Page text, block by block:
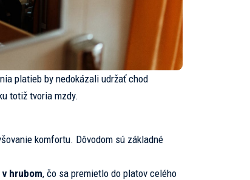
platieb by nedokázali udržať chod
totiž tvoria mzdy.
komfortu. Dôvodom sú základné
hrubom, čo sa premietlo do platov celého